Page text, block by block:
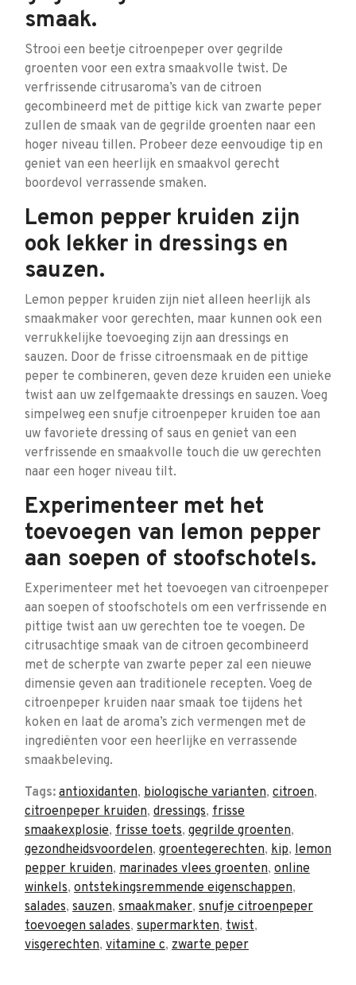
smaak.
Strooi een beetje citroenpeper over gegrilde
groenten voor een extra smaakvolle twist. De
verfrissende citrusaroma’s van de citroen
gecombineerd met de pittige kick van zwarte peper
zullen de smaak van de gegrilde groenten naar een
hoger niveau tillen. Probeer deze eenvoudige tip en
geniet van een heerlijk en smaakvol gerecht
boordevol verrassende smaken.
Lemon pepper kruiden zijn
ook lekker in dressings en
sauzen.
Lemon pepper kruiden zijn niet alleen heerlijk als
smaakmaker voor gerechten, maar kunnen ook een
verrukkelijke toevoeging zijn aan dressings en
sauzen. Door de frisse citroensmaak en de pittige
peper te combineren, geven deze kruiden een unieke
twist aan uw zelfgemaakte dressings en sauzen. Voeg
simpelweg een snufje citroenpeper kruiden toe aan
uw favoriete dressing of saus en geniet van een
verfrissende en smaakvolle touch die uw gerechten
naar een hoger niveau tilt.
Experimenteer met het
toevoegen van lemon pepper
aan soepen of stoofschotels.
Experimenteer met het toevoegen van citroenpeper
aan soepen of stoofschotels om een verfrissende en
pittige twist aan uw gerechten toe te voegen. De
citrusachtige smaak van de citroen gecombineerd
met de scherpte van zwarte peper zal een nieuwe
dimensie geven aan traditionele recepten. Voeg de
citroenpeper kruiden naar smaak toe tijdens het
koken en laat de aroma’s zich vermengen met de
ingrediënten voor een heerlijke en verrassende
smaakbeleving.
Tags: antioxidanten, biologische varianten, citroen,
citroenpeper kruiden, dressings, frisse
smaakexplosie, frisse toets, gegrilde groenten,
gezondheidsvoordelen, groentegerechten, kip, lemon
pepper kruiden, marinades vlees groenten, online
winkels, ontstekingsremmende eigenschappen,
salades, sauzen, smaakmaker, snufje citroenpeper
toevoegen salades, supermarkten, twist,
visgerechten, vitamine c, zwarte peper